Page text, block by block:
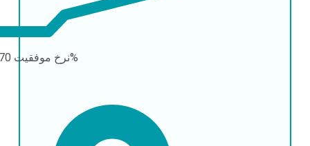
نرخ موفقیت70-90%